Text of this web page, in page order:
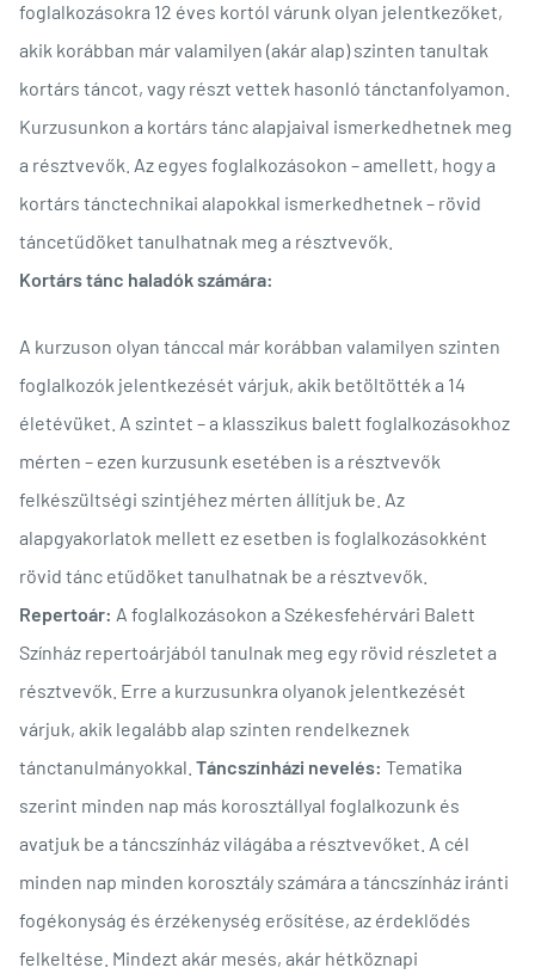
foglalkozásokra 12 éves kortól várunk olyan jelentkezőket,
akik korábban már valamilyen (akár alap) szinten tanultak
kortárs táncot, vagy részt vettek hasonló tánctanfolyamon.
Kurzusunkon a kortárs tánc alapjaival ismerkedhetnek meg
a résztvevők. Az egyes foglalkozásokon – amellett, hogy a
kortárs tánctechnikai alapokkal ismerkedhetnek – rövid
táncetűdöket tanulhatnak meg a résztvevők.
Kortárs tánc haladók számára:
A kurzuson olyan tánccal már korábban valamilyen szinten
foglalkozók jelentkezését várjuk, akik betöltötték a 14
életévüket. A szintet – a klasszikus balett foglalkozásokhoz
mérten – ezen kurzusunk esetében is a résztvevők
felkészültségi szintjéhez mérten állítjuk be. Az
alapgyakorlatok mellett ez esetben is foglalkozásokként
rövid tánc etűdöket tanulhatnak be a résztvevők.
Repertoár: A foglalkozásokon a Székesfehérvári Balett
Színház repertoárjából tanulnak meg egy rövid részletet a
résztvevők. Erre a kurzusunkra olyanok jelentkezését
várjuk, akik legalább alap szinten rendelkeznek
tánctanulmányokkal. Táncszínházi nevelés: Tematika
szerint minden nap más korosztállyal foglalkozunk és
avatjuk be a táncszínház világába a résztvevőket. A cél
minden nap minden korosztály számára a táncszínház iránti
fogékonyság és érzékenység erősítése, az érdeklődés
felkeltése. Mindezt akár mesés, akár hétköznapi